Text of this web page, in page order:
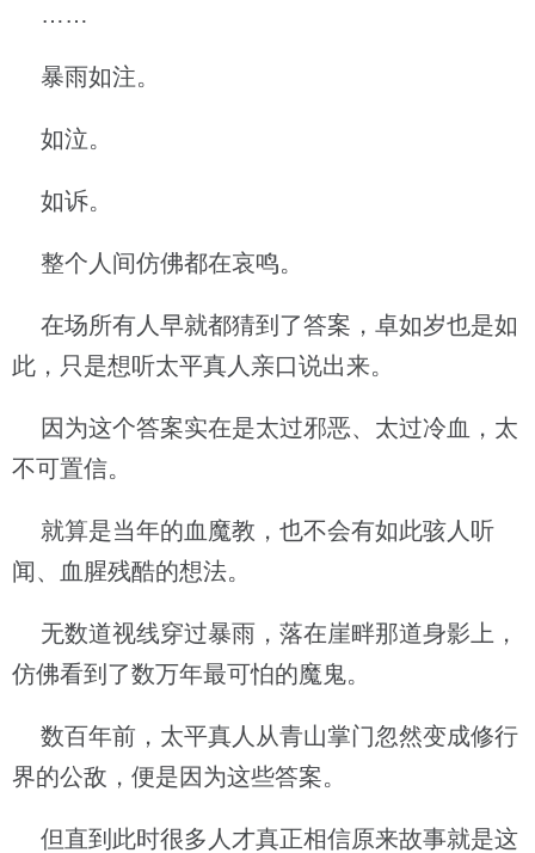
……
暴雨如注。
如泣。
如诉。
整个人间仿佛都在哀鸣。
在场所有人早就都猜到了答案，卓如岁也是如
此，只是想听太平真人亲口说出来。
因为这个答案实在是太过邪恶、太过冷血，太
不可置信。
就算是当年的血魔教，也不会有如此骇人听
闻、血腥残酷的想法。
无数道视线穿过暴雨，落在崖畔那道身影上，
仿佛看到了数万年最可怕的魔鬼。
数百年前，太平真人从青山掌门忽然变成修行
界的公敌，便是因为这些答案。
但直到此时很多人才真正相信原来故事就是这